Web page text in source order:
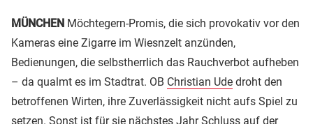
MÜNCHEN Möchtegern-Promis, die sich provokativ vor den
Kameras eine Zigarre im Wiesnzelt anzünden,
Bedienungen, die selbstherrlich das Rauchverbot aufheben
– da qualmt es im Stadtrat. OB Christian Ude droht den
betroffenen Wirten, ihre Zuverlässigkeit nicht aufs Spiel zu
setzen. Sonst ist für sie nächstes Jahr Schluss auf der